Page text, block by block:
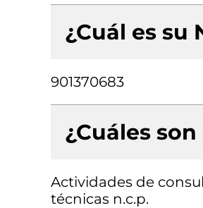
¿Cuál es su
901370683
¿Cuáles
Actividades de
técnicas n.c.p.